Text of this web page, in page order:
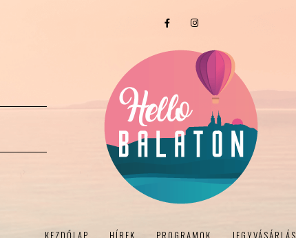
KEZDŐLAP HÍREK PROGRAMOK JEGYVÁSÁRLÁS